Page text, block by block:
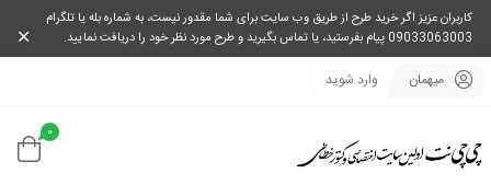
کاربران عزیز اگر خرید طرح از طریق وب سایت برای شما مقدور نیست، به شماره بله یا تلگرام
09033063003 پیام بفرستید، یا تماس بگیرید و طرح مورد نظر خود را دریافت نمایید.
میهمان وارد شوید
0